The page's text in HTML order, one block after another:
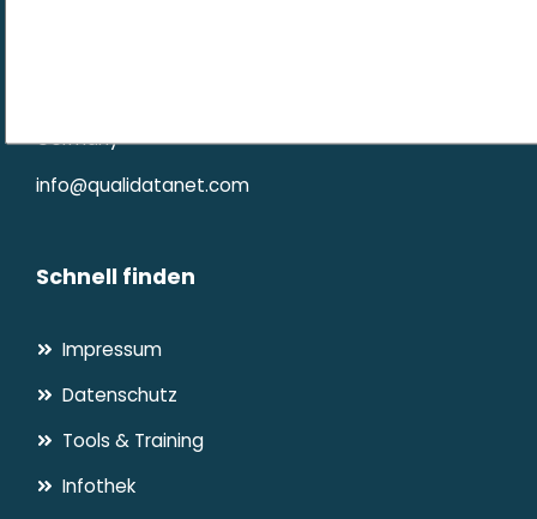
Germany
info@qualidatanet.com
Schnell finden
Impressum
Datenschutz
Tools & Training
Infothek